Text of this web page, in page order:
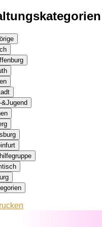
&Jugend